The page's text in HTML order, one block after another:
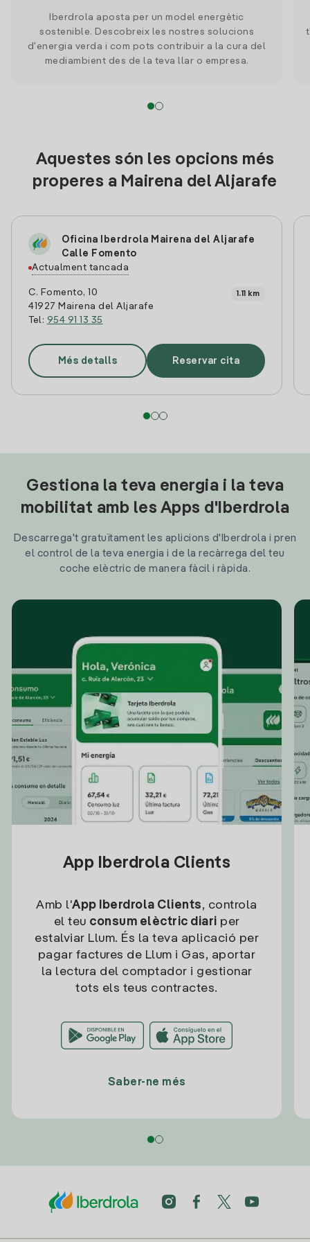
Iberdrola aposta per un model energètic
sostenible. Descobreix les nostres solucions
d'energia verda i com pots contribuir a la cura del
mediambient des de la teva llar o empresa.
Aquestes són les opcions més
properes a Mairena del Aljarafe
Oficina Iberdrola Mairena del Aljarafe
Calle Fomento
Actualment tancada
C. Fomento, 10
41927 Mairena del Aljarafe
Tel: 954 91 13 35
1.11 km
Més detalls Reservar cita
Gestiona la teva energia i la teva
mobilitat amb les Apps d'Iberdrola
Descarrega't gratuïtament les aplicions d'Iberdrola i pren
el control de la teva energia i de la recàrrega del teu
coche elèctric de manera fàcil i ràpida.
App Iberdrola Clients
Amb l'App Iberdrola Clients, controla
el teu consum elèctric diari per
estalviar Llum. És la teva aplicació per
pagar factures de Llum i Gas, aportar
la lectura del comptador i gestionar
tots els teus contractes.
Saber-ne més